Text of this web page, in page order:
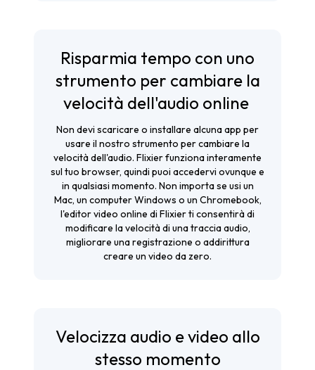
Risparmia tempo con uno
strumento per cambiare la
velocità dell'audio online
Non devi scaricare o installare alcuna app per
usare il nostro strumento per cambiare la
velocità dell'audio. Flixier funziona interamente
sul tuo browser, quindi puoi accedervi ovunque e
in qualsiasi momento. Non importa se usi un
Mac, un computer Windows o un Chromebook,
l'editor video online di Flixier ti consentirà di
modificare la velocità di una traccia audio,
migliorare una registrazione o addirittura
creare un video da zero.
Velocizza audio e video allo
stesso momento